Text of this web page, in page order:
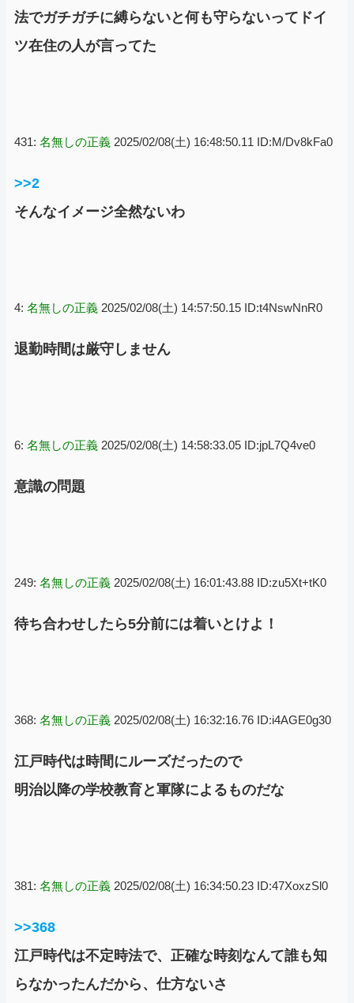
法でガチガチに縛らないと何も守らないってドイ
ツ在住の人が言ってた
431: 名無しの正義 2025/02/08(土) 16:48:50.11 ID:M/Dv8kFa0
>>2
そんなイメージ全然ないわ
4: 名無しの正義 2025/02/08(土) 14:57:50.15 ID:t4NswNnR0
退勤時間は厳守しません
6: 名無しの正義 2025/02/08(土) 14:58:33.05 ID:jpL7Q4ve0
意識の問題
249: 名無しの正義 2025/02/08(土) 16:01:43.88 ID:zu5Xt+tK0
待ち合わせしたら5分前には着いとけよ！
368: 名無しの正義 2025/02/08(土) 16:32:16.76 ID:i4AGE0g30
江戸時代は時間にルーズだったので
明治以降の学校教育と軍隊によるものだな
381: 名無しの正義 2025/02/08(土) 16:34:50.23 ID:47XoxzSl0
>>368
江戸時代は不定時法で、正確な時刻なんて誰も知
らなかったんだから、仕方ないさ